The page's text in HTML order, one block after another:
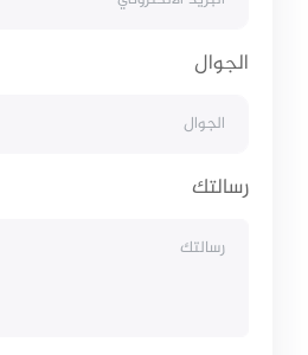
الجوال
رسالتك